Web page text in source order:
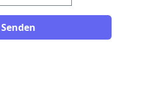
Senden